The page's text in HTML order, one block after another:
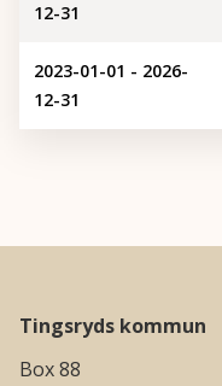
12-31
2023-01-01 - 2026-
12-31
Tingsryds kommun
Box 88